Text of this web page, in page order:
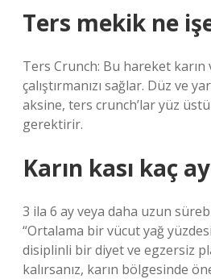
Ters mekik ne
Ters Crunch: Bu hareket karın
çalıştırmanızı sağlar. Düz ve
aksine, ters crunch’lar yüz üstü
gerektirir.
Karın kası kaç
3 ila 6 ay veya daha uzun
“Ortalama bir vücut yağ
disiplinli bir diyet ve egzersiz
kalırsanız, karın bölgesinde